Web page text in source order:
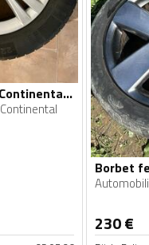
Borbet felne i Continental gume
Continental
Automobili
230€